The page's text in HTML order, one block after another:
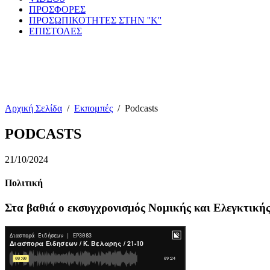
ΠΡΟΣΦΟΡΕΣ
ΠΡΟΣΩΠΙΚΟΤΗΤΕΣ ΣΤΗΝ ''Κ''
ΕΠΙΣΤΟΛΕΣ
Αρχική Σελίδα / Εκπομπές / Podcasts
PODCASTS
21/10/2024
Πολιτική
Στα βαθιά ο εκσυγχρονισμός Νομικής και